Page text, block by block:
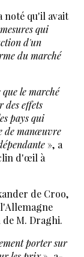
noté qu'il avait
qui
d'un
du marché
le marché
effets
pays qui
de manœuvre
», a
d'œil à
de Croo,
M. Draghi.
porter sur